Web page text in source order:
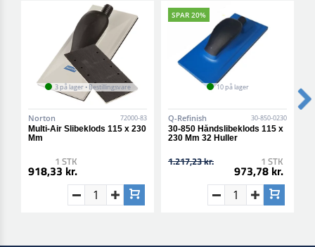
3 på lager • Bestillingsvare
Norton 72000-83
Multi-Air Slibeklods 115 x 230
Mm
1 STK
918,33 kr.
SPAR 20%
10 på lager
Q-Refinish 30-850-0230
30-850 Håndslibeklods 115 x
230 Mm 32 Huller
1.217,23 kr. 1 STK
973,78 kr.